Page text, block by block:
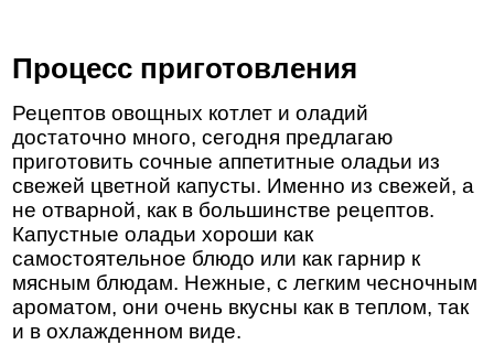
Процесс приготовления
Рецептов овощных котлет и оладий
достаточно много, сегодня предлагаю
приготовить сочные аппетитные оладьи из
свежей цветной капусты. Именно из свежей, а
не отварной, как в большинстве рецептов.
Капустные оладьи хороши как
самостоятельное блюдо или как гарнир к
мясным блюдам. Нежные, с легким чесночным
ароматом, они очень вкусны как в теплом, так
и в охлажденном виде.